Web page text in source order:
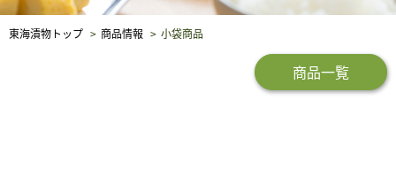
東海漬物トップ 商品情報 小袋商品
商品一覧